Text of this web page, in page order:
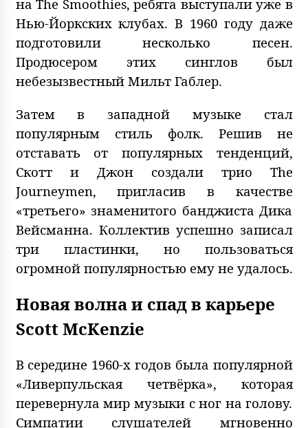
на The Smoothies, ребята выступали уже в
Нью-Йоркских клубах. В 1960 году даже
подготовили несколько песен.
Продюсером этих синглов был
небезызвестный Мильт Габлер.
Затем в западной музыке стал
популярным стиль фолк. Решив не
отставать от популярных тенденций,
Скотт и Джон создали трио The
Journeymen, пригласив в качестве
«третьего» знаменитого банджиста Дика
Вейсманна. Коллектив успешно записал
три пластинки, но пользоваться
огромной популярностью ему не удалось.
Новая волна и спад в карьере
Scott McKenzie
В середине 1960-х годов была популярной
«Ливерпульская четвёрка», которая
перевернула мир музыки с ног на голову.
Симпатии слушателей мгновенно